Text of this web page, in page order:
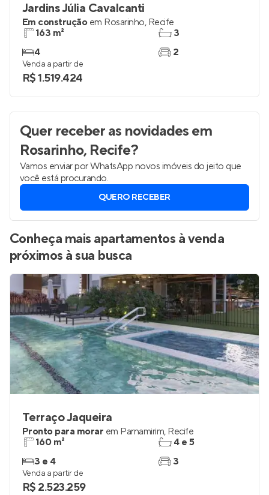
Jardins Júlia Cavalcanti
Em construção em Rosarinho, Recife
163 m²
4
3
2
Venda a partir de
R$ 1.519.424
Quer receber as novidadesem
Rosarinho, Recife?
Vamos enviar por WhatsApp novos imóveis do jeito que
você está procurando.
QUERO RECEBER
Conheça mais apartamentos à venda
próximos à sua busca
Terraço Jaqueira
Pronto para morar em Parnamirim, Recife
160 m²
3 e 4
4 e 5
3
Venda a partir de
R$ 2.523.259